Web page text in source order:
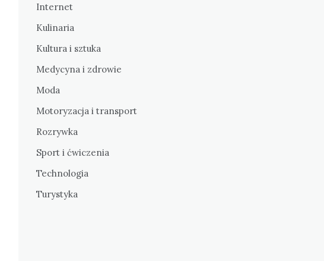
Internet
Kulinaria
Kultura i sztuka
Medycyna i zdrowie
Moda
Motoryzacja i transport
Rozrywka
Sport i ćwiczenia
Technologia
Turystyka